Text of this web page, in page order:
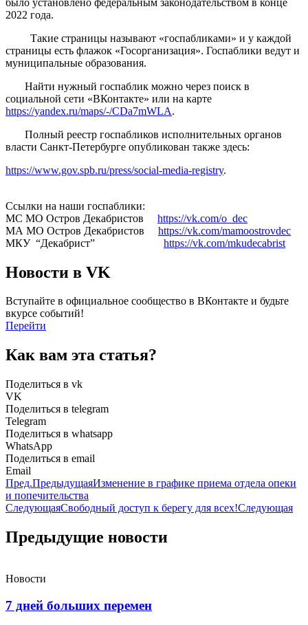
2022 года.
Такие страницы называют «госпабликами» и у каждой
страницы есть флажок «Госорганизация». Госпаблики ведут и
муниципальные образования.
Найти нужный госпаблик можно через поиск в
социальной сети «ВКонтакте» или на карте
https://yandex.ru/maps/-/CDa7mWLA.
Полный реестр госпабликов исполнительных органов
власти Санкт-Петербурге опубликован также здесь:
https://www.gov.spb.ru/press/social-media-registry.
Ссылки на наши госпаблики:
МС МО Остров Декабристов https://vk.com/o_dec
МА МО Остров Декабристов https://vk.com/mamoostrovdec
МКУ “Декабрист” https://vk.com/mkudecabrist
Новости в VK
Вступайте в официальное сообщество в ВКонтакте и будьте
вкурсе событий!
Перейти
Как вам эта статья?
Поделиться в vk
VK
Поделиться в telegram
Telegram
Поделиться в whatsapp
WhatsApp
Поделиться в email
Email
Пред.ПредыдущаяИзменение в графике приема отдела опеки
и попечительства
СледующаяСвободный доступ к берегу для всех!Следующая
Предыдущие новости
Новости
7 дней больших перемен